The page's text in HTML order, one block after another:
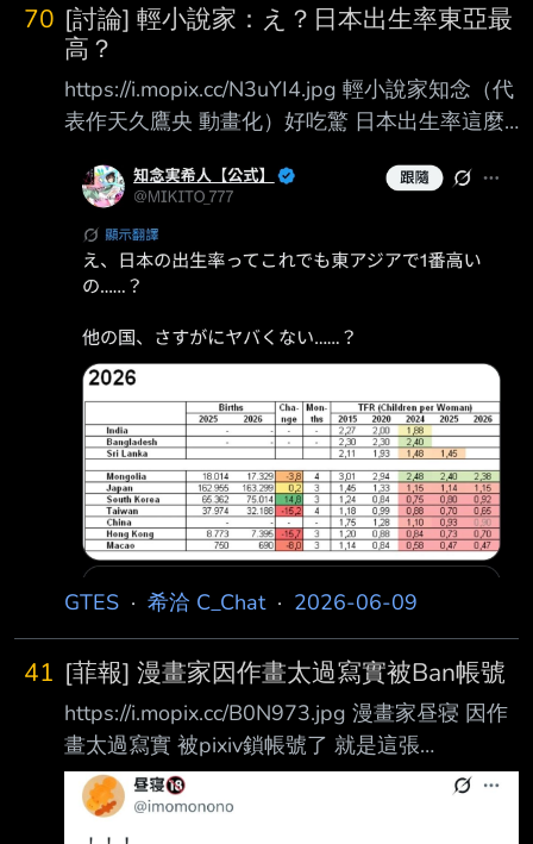
70 [討論] 輕小說家：え？日本出生率東亞最
高？
https://i.mopix.cc/N3uYI4.jpg 輕小說家知念（代
表作天久鷹央 動畫化）好吃驚 日本出生率這麼
2026出生率（%）： 蒙古：2.38 日本：1.15
南韓：0.92 台灣：0.65 中國：0.90 香港：0.70
澳門：0.47 真要擔心的是澳門才對吧？ --
GTES · 希洽 C_Chat· 2026-06-09
41 [菲報] 漫畫家因作畫太過寫實被Ban帳號
https://i.mopix.cc/B0N973.jpg 漫畫家昼寝 因作
畫太過寫實 被pixiv鎖帳號了 就是這張
https://i.mopix.cc/MBNpBJ.jpg 連露點都沒有也
會被鎖 好扯 --